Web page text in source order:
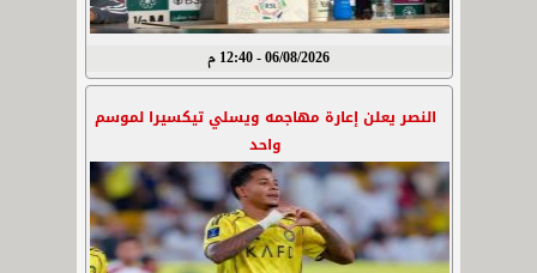
06/08/2026 - 12:40 م
النصر يعلن إعارة مهاجمه ويسلي تيكسيرا لموسم
واحد